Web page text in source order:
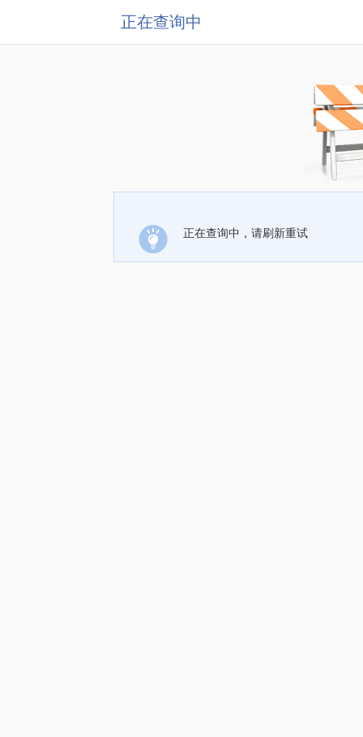
正在查询中
正在查询中，请刷新重试